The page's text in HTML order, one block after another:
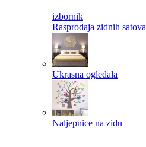
izbornik
Rasprodaja zidnih satova
Ukrasna ogledala
Naljepnice na zidu